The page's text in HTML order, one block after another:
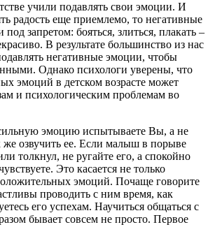
учили подавлять свои эмоции. И
радость еще приемлемо, то негативные
запретом: бояться, злиться, плакать –
В результате большинство из нас
негативные эмоции, чтобы
Однако психологи уверены, что
эмоций в детском возрасте может
и психологическим проблемам во
эмоцию испытываете Вы, а не
же озвучить ее. Если малыш в порыве
толкнул, не ругайте его, а спокойно
Это касается не только
эмоций. Почаще говорите
проводить с ним время, как
его успехам. Научиться общаться с
бывает совсем не просто. Первое